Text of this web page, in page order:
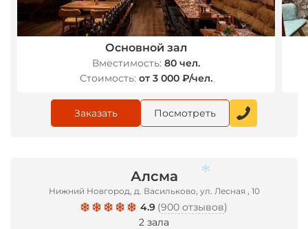
Основной зал
Вместимость: 80 чел.
Стоимость: от 3 000 ₽/чел.
Заказать Посмотреть
Алсма
Нижний Новгород, д. Васильково, ул. Лесная , 10
4.9 (900 отзывов)
2 зала